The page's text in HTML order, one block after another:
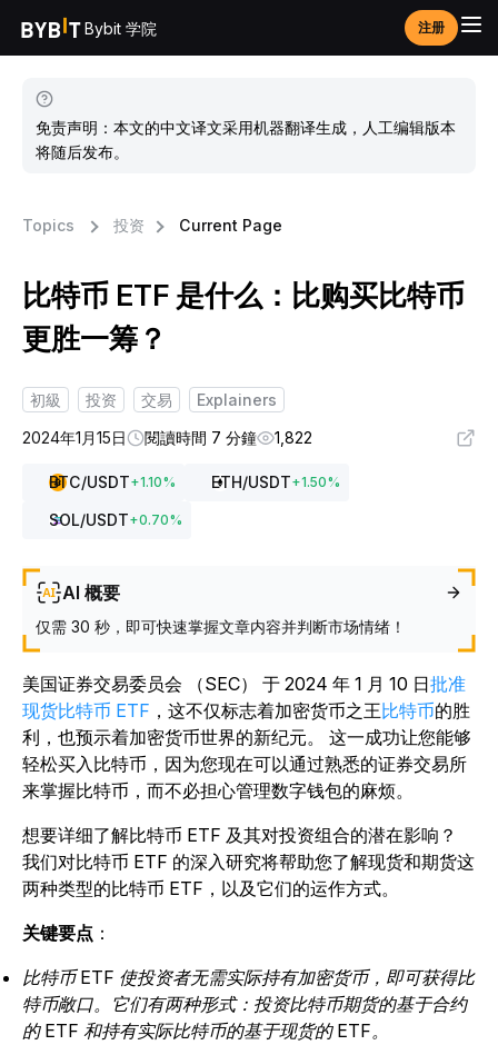
Bybit 学院 注册
免责声明：本文的中文译文采用机器翻译生成，人工编辑版本
将随后发布。
Topics 投资 Current Page
比特币 ETF 是什么：比购买比特币
更胜一筹？
初級 投资 交易
Explainers
2024年1月15日
閱讀時間 7 分鐘 1,822
BTC/USDT+1.10% ETH/USDT+1.50%
SOL/USDT+0.70%
AI 概要
仅需 30 秒，即可快速掌握文章内容并判断市场情绪！
美国证券交易委员会 （SEC） 于 2024 年 1 月 10 日批准
现货比特币 ETF ，这不仅标志着加密货币之王比特币的胜
利，也预示着加密货币世界的新纪元。
这一成功让您能够
轻松买入比特币，因为您现在可以通过熟悉的证券交易所
来掌握比特币，而不必担心管理数字钱包的麻烦。
想要详细了解比特币 ETF 及其对投资组合的潜在影响？
我们对比特币 ETF 的深入研究将帮助您了解现货和期货这
两种类型的比特币 ETF，以及它们的运作方式。
关键要点 ：
比特币 ETF 使投资者无需实际持有加密货币，即可获得比
特币敞口。它们有两种形式：投资比特币期货的基于合约
的 ETF 和持有实际比特币的基于现货的 ETF。